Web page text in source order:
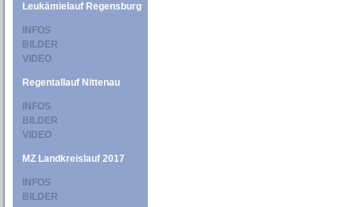
Leukämielauf Regensburg
INFOS
BILDER
VIDEO
Regentallauf Nittenau
INFOS
BILDER
VIDEO
MZ Landkreislauf 2017
INFOS
BILDER